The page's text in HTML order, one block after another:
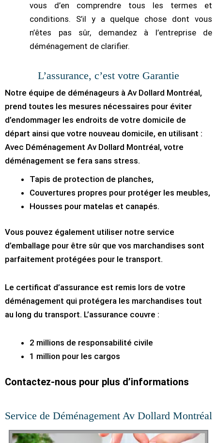
vous d’en comprendre tous les termes et
conditions. S’il y a quelque chose dont vous
n’êtes pas sûr, demandez à l’entreprise de
déménagement de clarifier.
L’assurance, c’est votre Garantie
Notre équipe de déménageurs à Av Dollard Montréal,
prend toutes les mesures nécessaires pour éviter
d’endommager les endroits de votre domicile de
départ ainsi que votre nouveau domicile, en utilisant :
Avec Déménagement Av Dollard Montréal, votre
déménagement se fera sans stress.
Tapis de protection de planches,
Couvertures propres pour protéger les meubles,
Housses pour matelas et canapés.
Vous pouvez également utiliser notre service
d’emballage pour être sûr que vos marchandises sont
parfaitement protégées pour le transport.
Le certificat d’assurance est remis lors de votre
déménagement qui protégera les marchandises tout
au long du transport. L’assurance couvre :
2 millions de responsabilité civile
1 million pour les cargos
Contactez-nous pour plus d’informations
Service de Déménagement Av Dollard Montréal